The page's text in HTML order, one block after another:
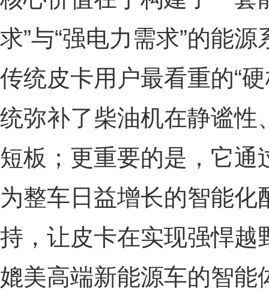
求”与“强电力需求”的能
传统皮卡用户最看重的“
统弥补了柴油机在静谧性
短板；更重要的是，它通
为整车日益增长的智能
持，让皮卡在实现强悍越
媲美高端新能源车的智能